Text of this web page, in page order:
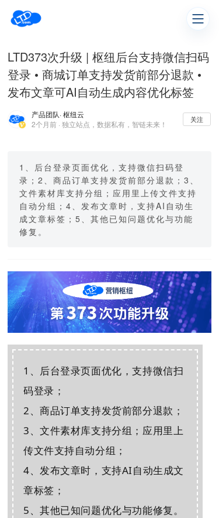
LTD373次升级 | 枢纽后台支持微信扫码
登录 • 商城订单支持发货前部分退款 •
发布文章可AI自动生成内容优化标签
产品团队· 枢纽云
2个月前 · 独立站点，数据私有，智链未来！
关注
1、后台登录页面优化，支持微信扫码登
录；2、商品订单支持发货前部分退款；3、
文件素材库支持分组；应用里上传文件支持
自动分组；4、发布文章时，支持AI自动生
成文章标签；5、其他已知问题优化与功能
修复。
1、后台登录页面优化，支持微信扫
码登录；
2、商品订单支持发货前部分退款；
3、文件素材库支持分组；应用里上
传文件支持自动分组；
4、发布文章时，支持AI自动生成文
章标签；
5、其他已知问题优化与功能修复。